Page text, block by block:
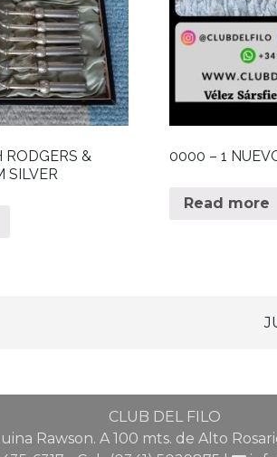
RODGERS &
SILVER
0000 – 1
Read more
CLUB DEL FILO
Rawson. A 100 mts. de Alto